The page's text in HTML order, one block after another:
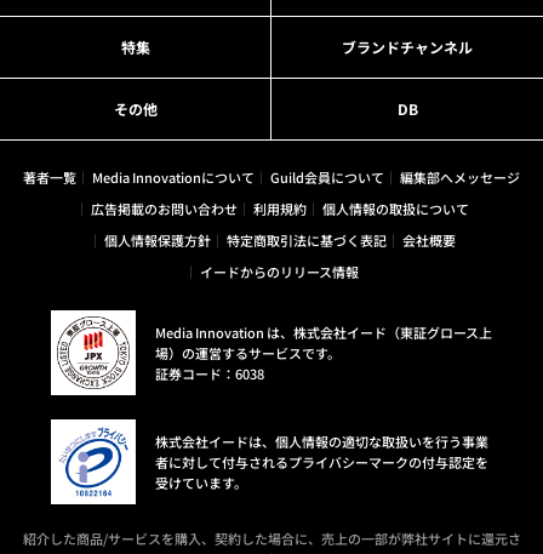
特集 ブランドチャンネル
その他 DB
著者一覧 Media Innovationについて Guild会員について
編集部へメッセージ
広告掲載のお問い合わせ
利用規約
個人情報の取扱について
個人情報保護方針
特定商取引法に基づく表記
会社概要
イードからのリリース情報
Media Innovation は、株式会社イード（東証グロース上
場）の運営するサービスです。
証券コード：6038
株式会社イードは、個人情報の適切な取扱いを行う事業
者に対して付与されるプライバシーマークの付与認定を
受けています。
紹介した商品/サービスを購入、契約した場合に、売上の一部が弊社サイトに還元さ